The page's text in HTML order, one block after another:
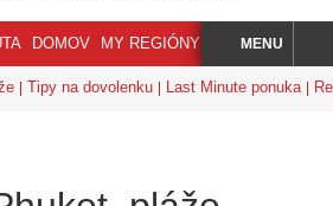
DOMOV MY REGIÓNY KORZÁR
HĽADAJMENU
Tipy na dovolenku Last Minute ponuka